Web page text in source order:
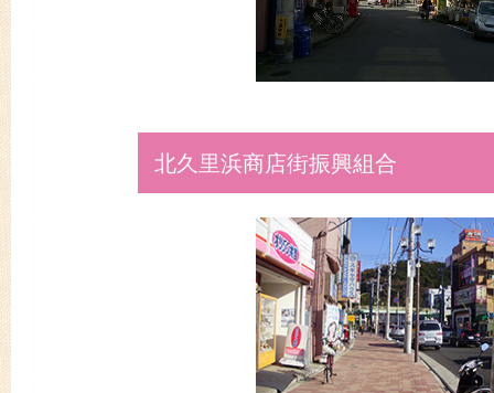
北久里浜商店街振興組合